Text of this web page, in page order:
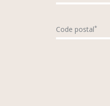
Code postal*